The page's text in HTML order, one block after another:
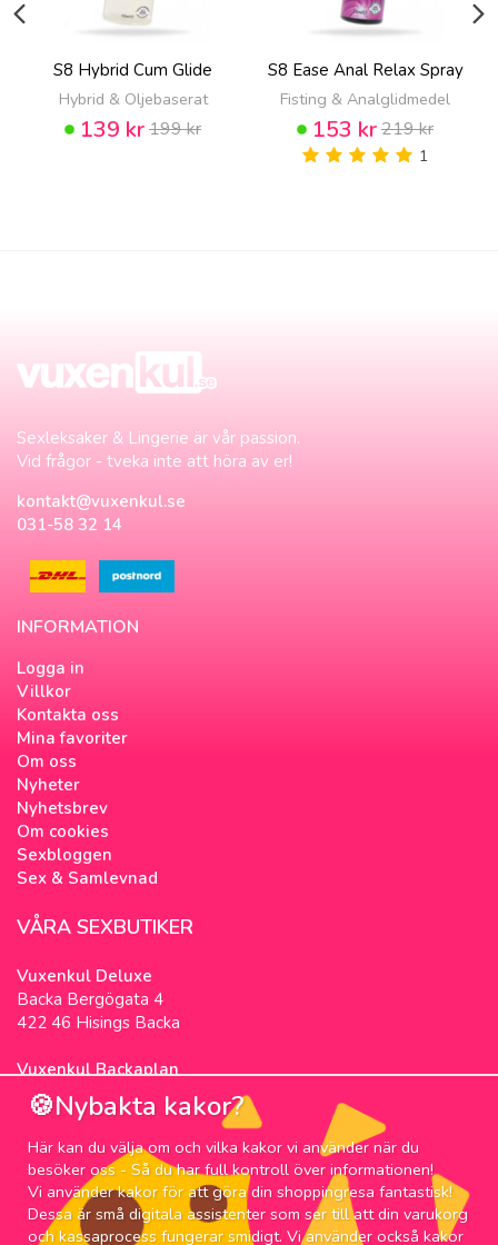
S8 Hybrid Cum Glide
Hybrid & Oljebaserat
139 kr199 kr
S8 Ease Anal Relax Spray
Fisting & Analglidmedel
153 kr219 kr
1
Sexleksaker & Lingerie är vår passion.
Vid frågor - tveka inte att höra av er!
kontakt@vuxenkul.se
031-58 32 14
INFORMATION
Logga in
Villkor
Kontakta oss
Mina favoriter
Om oss
Nyheter
Nyhetsbrev
Om cookies
Sexbloggen
Sex & Samlevnad
VÅRA SEXBUTIKER
Vuxenkul Deluxe
Backa Bergögata 4
422 46 Hisings Backa
Vuxenkul Backaplan
Färgfabriksgatan 3
417 05 Göteborg
NYHETSBREV
Prenumerera på nyhetsbrevet för våra bästa
erbjudanden och nyheter!
🍪Nybakta kakor?
Här kan du välja om och vilka kakor vi använder när du
besöker oss - Så du har full kontroll över informationen!
Vi använder kakor för att göra din shoppingresa fantastisk!
Dessa är små digitala assistenter som ser till att din varukorg
och kassaprocess fungerar smidigt. Vi använder också kakor